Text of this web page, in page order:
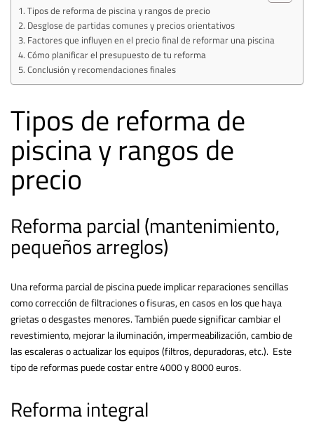
Tipos de reforma de piscina y rangos de precio
Desglose de partidas comunes y precios orientativos
Factores que influyen en el precio final de reformar una piscina
Cómo planificar el presupuesto de tu reforma
Conclusión y recomendaciones finales
Tipos de reforma de
piscina y rangos de
precio
Reforma parcial (mantenimiento,
pequeños arreglos)
Una reforma parcial de piscina puede implicar reparaciones sencillas
como corrección de filtraciones o fisuras, en casos en los que haya
grietas o desgastes menores. También puede significar cambiar el
revestimiento, mejorar la iluminación, impermeabilización, cambio de
las escaleras o actualizar los equipos (filtros, depuradoras, etc.). Este
tipo de reformas puede costar entre 4000 y 8000 euros.
Reforma integral